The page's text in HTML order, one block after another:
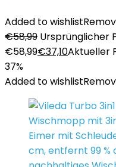
Added to wishlist
€58,99 Ursprünglicher
€58,99€37,10Aktueller
37%
Added to wishlist